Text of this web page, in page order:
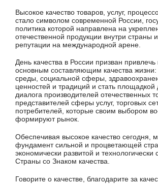
Высокое качество товаров, услуг,
стало символом современной России,
политика которой направлена на
отечественной продукции внутри
репутации на международной арене.
День качества в России призван
основным составляющим качества
среды, социальной сферы,
ценностей и традиций и стать площадкой
диалога производителей отечественных
представителей сферы услуг, торговых
потребителей, которые своим выбором
формируют рынок.
Обеспечивая высокое качество сегодня,
фундамент сильной и процветающей
экономически развитой и технологически
Страны со Знаком качества.
Говорите о качестве, благодарите за